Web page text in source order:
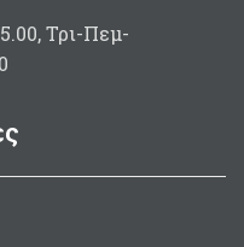
Τρι-Πεμ-